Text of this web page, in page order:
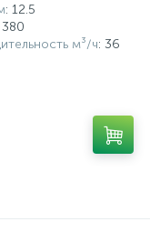
: 12.5
380
м³/ч: 36